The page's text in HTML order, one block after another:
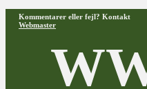
Kommentarer eller fejl? Kontakt
Webmaster